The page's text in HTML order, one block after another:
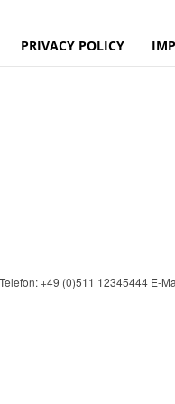
PRIVACY POLICY
+49 (0)511 12345444 E-